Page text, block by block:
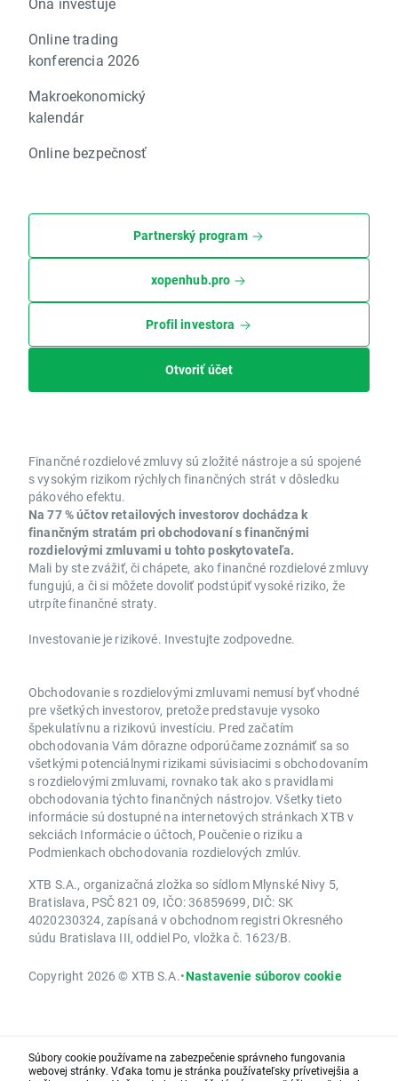
Online trading
konferencia 2026
Makroekonomický
kalendár
Online bezpečnosť
Partnerský program
xopenhub.pro
Profil investora
Otvoriť účet
Finančné rozdielové zmluvy sú zložité nástroje a sú spojené
s vysokým rizikom rýchlych finančných strát v dôsledku
pákového efektu.
Na 77 % účtov retailových investorov dochádza k
finančným stratám pri obchodovaní s finančnými
rozdielovými zmluvami u tohto poskytovateľa.
Mali by ste zvážiť, či chápete, ako finančné rozdielové zmluvy
fungujú, a či si môžete dovoliť podstúpiť vysoké riziko, že
utrpíte finančné straty.
Investovanie je rizikové. Investujte zodpovedne.
Obchodovanie s rozdielovými zmluvami nemusí byť vhodné
pre všetkých investorov, pretože predstavuje vysoko
špekulatívnu a rizikovú investíciu. Pred začatím
obchodovania Vám dôrazne odporúčame zoznámiť sa so
všetkými potenciálnymi rizikami súvisiacimi s obchodovaním
s rozdielovými zmluvami, rovnako tak ako s pravidlami
obchodovania týchto finančných nástrojov. Všetky tieto
informácie sú dostupné na internetových stránkach XTB v
sekciách Informácie o účtoch, Poučenie o riziku a
Podmienkach obchodovania rozdielových zmlúv.
XTB S.A., organizačná zložka so sídlom Mlynské Nivy 5,
Bratislava, PSČ 821 09, IČO: 36859699, DIČ: SK
4020230324, zapísaná v obchodnom registri Okresného
súdu Bratislava III, oddiel Po, vložka č. 1623/B.
Copyright 2026 © XTB S.A.•Nastavenie súborov cookie
Súbory cookie používame na zabezpečenie správneho fungovania
webovej stránky. Vďaka tomu je stránka používateľsky prívetivejšia a